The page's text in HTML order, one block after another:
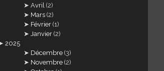
Avril (2)
Mars (2)
Février (1)
Janvier (2)
2025
Décembre (3)
Novembre (2)